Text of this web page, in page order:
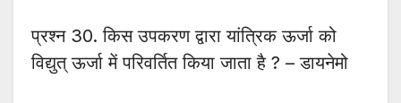
प्रश्न 30. किस उपकरण द्वारा यांत्रिक ऊर्जा को
विद्युत् ऊर्जा में परिवर्तित किया जाता है ? – डायनेमो